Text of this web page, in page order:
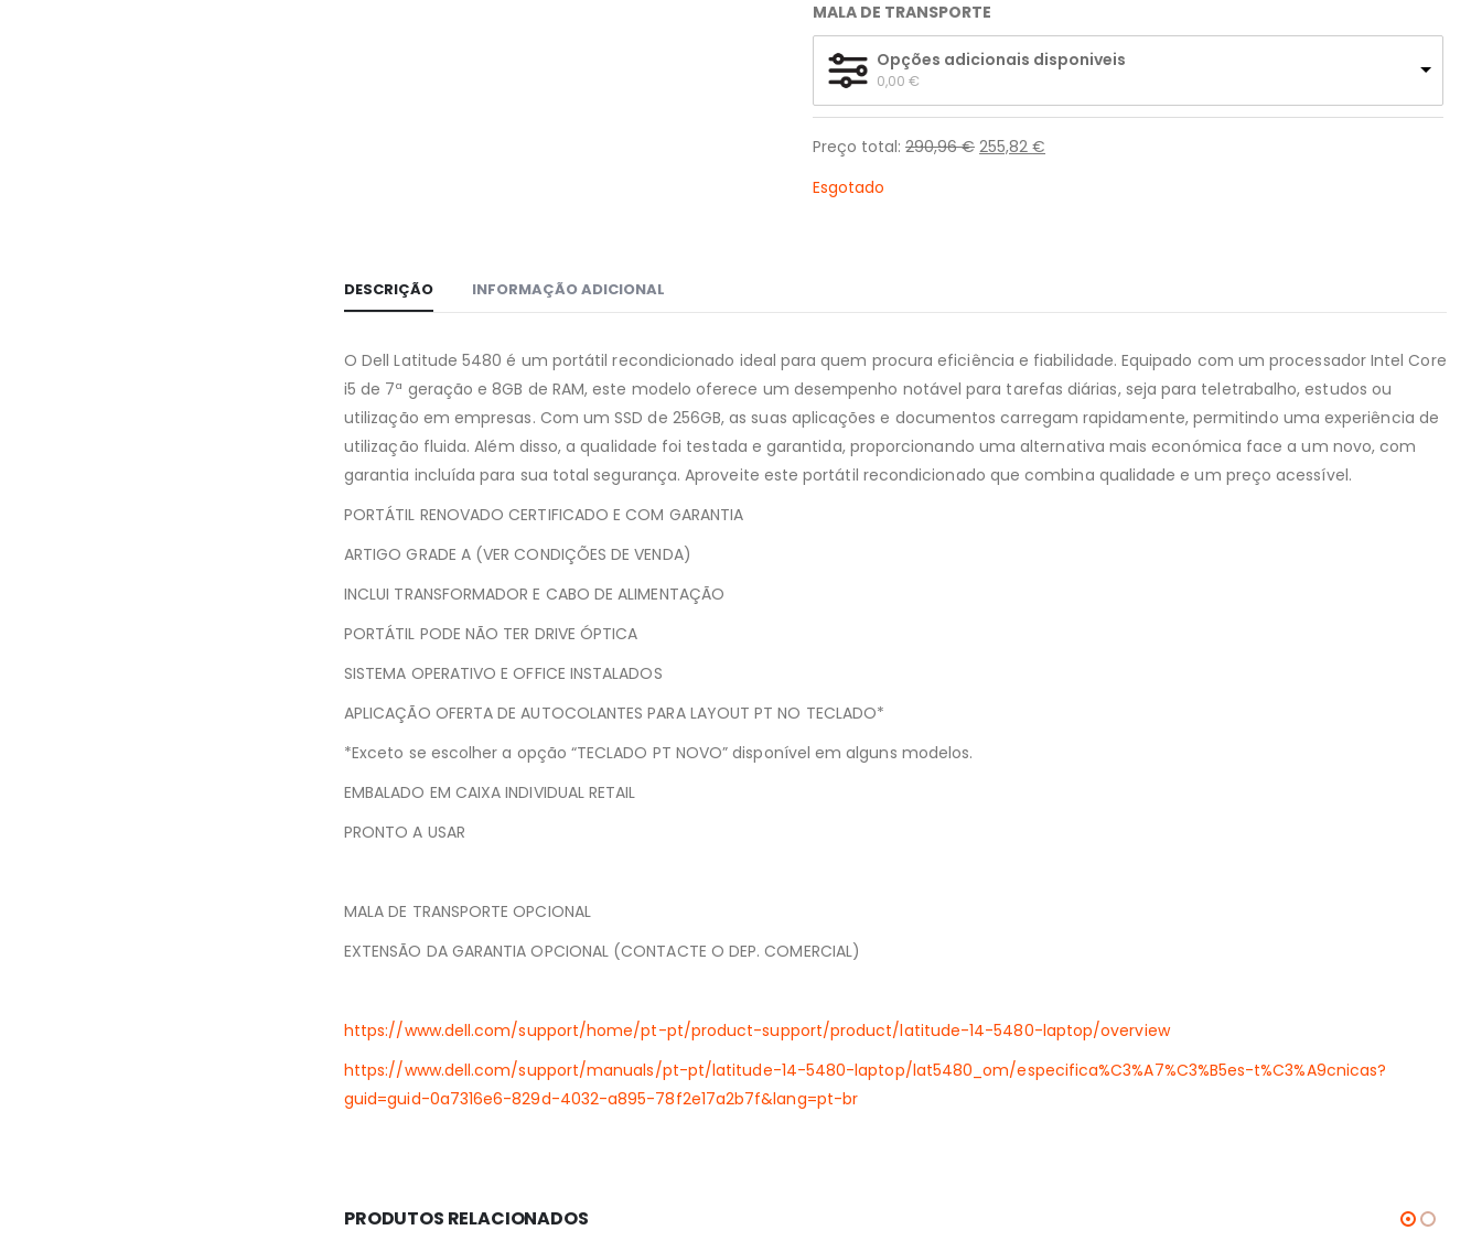
MALA DE TRANSPORTE
Opções adicionais disponiveis
0,00 €
Preço total:290,96€ 255,82€
Esgotado
DESCRIÇÃO INFORMAÇÃO ADICIONAL
O Dell Latitude 5480 é um portátil recondicionado ideal para quem procura eficiência e fiabilidade. Equipado com um processador Intel Core
i5 de 7ª geração e 8GB de RAM, este modelo oferece um desempenho notável para tarefas diárias, seja para teletrabalho, estudos ou
utilização em empresas. Com um SSD de 256GB, as suas aplicações e documentos carregam rapidamente, permitindo uma experiência de
utilização fluida. Além disso, a qualidade foi testada e garantida, proporcionando uma alternativa mais económica face a um novo, com
garantia incluída para sua total segurança. Aproveite este portátil recondicionado que combina qualidade e um preço acessível.
PORTÁTIL RENOVADO CERTIFICADO E COM GARANTIA
ARTIGO GRADE A (VER CONDIÇÕES DE VENDA)
INCLUI TRANSFORMADOR E CABO DE ALIMENTAÇÃO
PORTÁTIL PODE NÃO TER DRIVE ÓPTICA
SISTEMA OPERATIVO E OFFICE INSTALADOS
APLICAÇÃO OFERTA DE AUTOCOLANTES PARA LAYOUT PT NO TECLADO*
*Exceto se escolher a opção “TECLADO PT NOVO” disponível em alguns modelos.
EMBALADO EM CAIXA INDIVIDUAL RETAIL
PRONTO A USAR
MALA DE TRANSPORTE OPCIONAL
EXTENSÃO DA GARANTIA OPCIONAL (CONTACTE O DEP. COMERCIAL)
https://www.dell.com/support/home/pt-pt/product-support/product/latitude-14-5480-laptop/overview
https://www.dell.com/support/manuals/pt-pt/latitude-14-5480-laptop/lat5480_om/especifica%C3%A7%C3%B5es-t%C3%A9cnicas?
guid=guid-0a7316e6-829d-4032-a895-78f2e17a2b7f&lang=pt-br
PRODUTOS RELACIONADOS